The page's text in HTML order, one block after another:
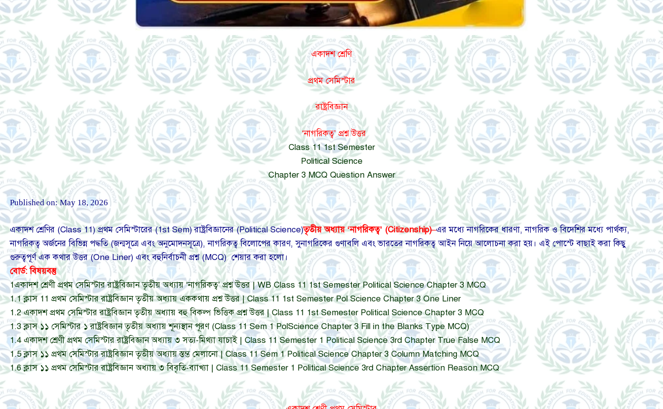
একাদশ শ্রেণি
প্রথম সেমিস্টার
রাষ্ট্রবিজ্ঞান
‘নাগরিকত্ব’ প্রশ্ন উত্তর
Class 11 1st Semester
Political Science
Chapter 3 MCQ Question Answer
Published on:May 18, 2026
একাদশ শ্রেণির (Class 11) প্রথম সেমিস্টারের (1st Sem) রাষ্ট্রবিজ্ঞানের (Political Science)তৃতীয় অধ্যায় ‘নাগরিকত্ব’ (Citizenship)–এর মধ্যে নাগরিকের ধারণা, নাগরিক ও বিদেশির মধ্যে পার্থক্য,
নাগরিকত্ব অর্জনের বিভিন্ন পদ্ধতি (জন্মসূত্রে এবং অনুমোদনসূত্রে), নাগরিকত্ব বিলোপের কারণ, সুনাগরিকের গুণাবলি এবং ভারতের নাগরিকত্ব আইন নিয়ে আলোচনা করা হয়। এই পোস্টে বাছাই করা কিছু
গুরুত্বপূর্ণ এক কথার উত্তর (One Liner) এবং বহুনির্বাচনী প্রশ্ন (MCQ) শেয়ার করা হলো।
বোর্ড: বিষয়বস্তু
1একাদশ শ্রেণী প্রথম সেমিস্টার রাষ্ট্রবিজ্ঞান তৃতীয় অধ্যায় ‘নাগরিকত্ব’ প্রশ্ন উত্তর | WB Class 11 1st Semester Political Science Chapter 3 MCQ
1.1 ক্লাস 11 প্রথম সেমিস্টার রাষ্ট্রবিজ্ঞান তৃতীয় অধ্যায় এককথায় প্রশ্ন উত্তর | Class 11 1st Semester Pol Science Chapter 3 One Liner
1.2 একাদশ প্রথম সেমিস্টার রাষ্ট্রবিজ্ঞান তৃতীয় অধ্যায় বহু বিকল্প ভিত্তিক প্রশ্ন উত্তর | Class 11 1st Semester Political Science Chapter 3 MCQ
1.3 ক্লাস ১১ সেমিস্টার ১ রাষ্ট্রবিজ্ঞান তৃতীয় অধ্যায় শূন্যস্থান পূরণ (Class 11 Sem 1 PolScience Chapter 3 Fill in the Blanks Type MCQ)
1.4 একাদশ শ্রেণী প্রথম সেমিস্টার রাষ্ট্রবিজ্ঞান অধ্যায় ৩ সত্য-মিথ্যা যাচাই | Class 11 Semester 1 Political Science 3rd Chapter True False MCQ
1.5 ক্লাস ১১ প্রথম সেমিস্টার রাষ্ট্রবিজ্ঞান তৃতীয় অধ্যায় স্তম্ভ মেলানো | Class 11 Sem 1 Political Science Chapter 3 Column Matching MCQ
1.6 ক্লাস ১১ প্রথম সেমিস্টার রাষ্ট্রবিজ্ঞান অধ্যায় ৩ বিবৃতি-ব্যাখ্যা | Class 11 Semester 1 Political Science 3rd Chapter Assertion Reason MCQ